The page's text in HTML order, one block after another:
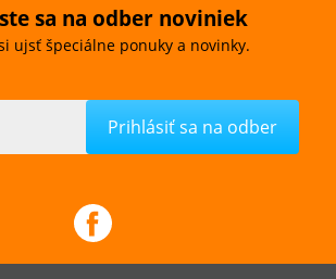
sa na odber noviniek
ujsť špeciálne ponuky a novinky.